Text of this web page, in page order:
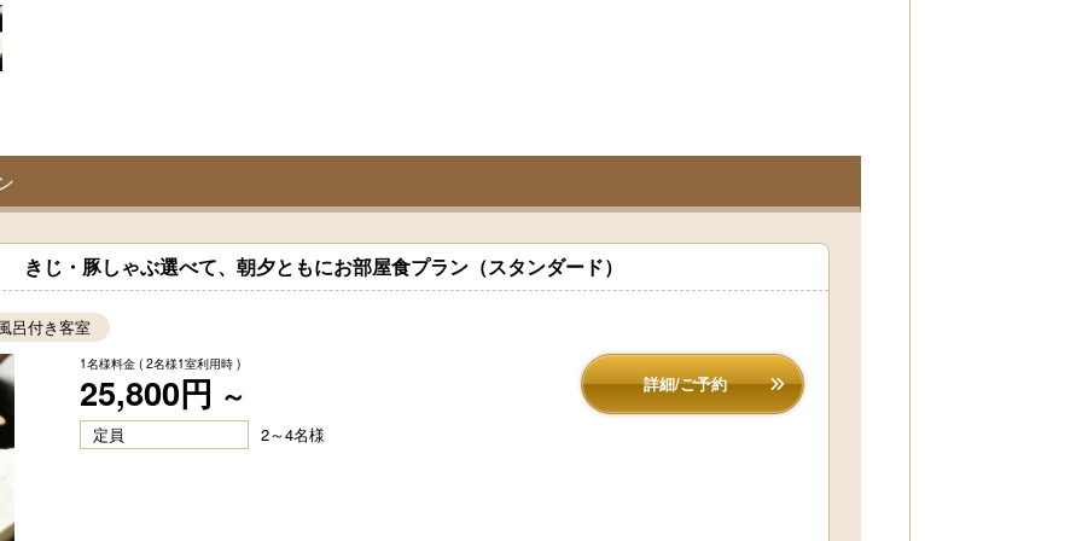
きじ・豚しゃぶ選べて、朝夕ともにお部屋食プラン（スタンダード）
呂付き客室
1名様料金 ( 2名様1室利用時 )
25,800円 ～ 詳細/ご予約
定員 2～4名様